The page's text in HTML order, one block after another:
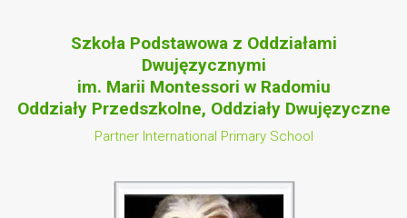
Szkoła Podstawowa z Oddziałami
Dwujęzycznymi
im. Marii Montessori w Radomiu
Oddziały Przedszkolne, Oddziały Dwujęzyczne
Partner International Primary School